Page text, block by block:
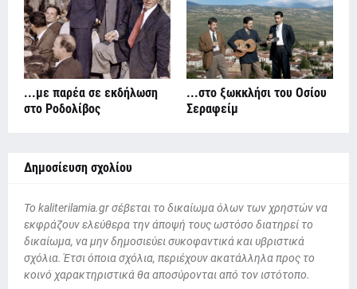
...με παρέα σε εκδήλωση
στο Ροδολίβος
...στο ξωκκλήσι του Οσίου
Σεραφείμ
Δημοσίευση σχολίου
To kaliterilamia.gr σέβεται το δικαίωμα όλων των χρηστών να
εκφράζουν ελεύθερα την άποψή τους ωστόσο διατηρεί το
δικαίωμα, να μην δημοσιεύει συκοφαντικά και υβριστικά
σχόλια. Έτσι όποια σχόλια, περιέχουν ακατάλληλα προς το
κοινό χαρακτηριστικά θα αποσύρονται από τον ιστότοπο.